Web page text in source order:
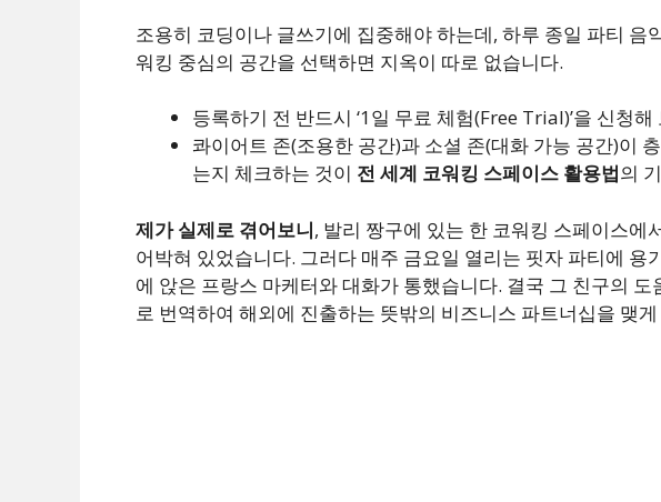
조용히 코딩이나 글쓰기에 집중해야 하는데, 하루 종일 파티 음
워킹 중심의 공간을 선택하면 지옥이 따로 없습니다.
등록하기 전 반드시 ‘1일 무료 체험(Free Trial)’을 신청해
콰이어트 존(조용한 공간)과 소셜 존(대화 가능 공간)이
는지 체크하는 것이 전 세계 코워킹 스페이스 활용법의
제가 실제로 겪어보니, 발리 짱구에 있는 한 코워킹 스페이스에
어박혀 있었습니다. 그러다 매주 금요일 열리는 핏자 파티에 용
에 앉은 프랑스 마케터와 대화가 통했습니다. 결국 그 친구의
로 번역하여 해외에 진출하는 뜻밖의 비즈니스 파트너십을 맺